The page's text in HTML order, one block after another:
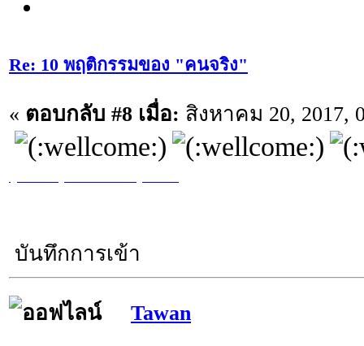
Re: 10 พฤติกรรมของ "คนจริง"
« ตอบกลับ #8 เมื่อ: สิงหาคม 20, 2017,
บันทึกการเข้า
Tawan